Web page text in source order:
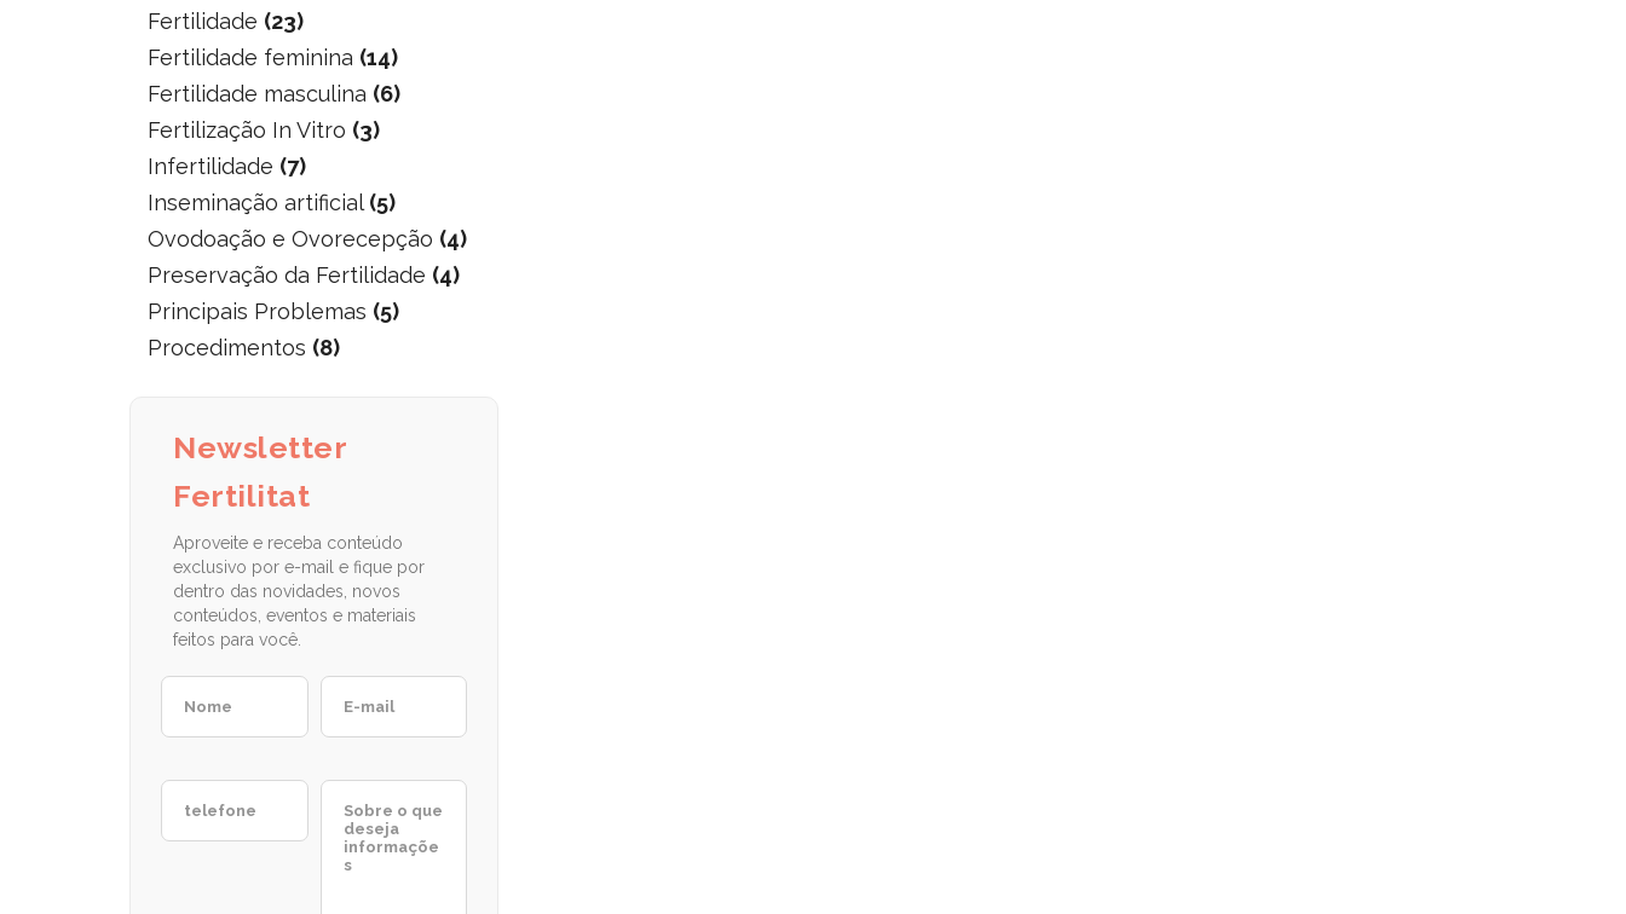
Fertilidade (23)
Fertilidade feminina (14)
Fertilidade masculina (6)
Fertilização In Vitro (3)
Infertilidade (7)
Inseminação artificial (5)
Ovodoação e Ovorecepção (4)
Preservação da Fertilidade (4)
Principais Problemas (5)
Procedimentos (8)
Newsletter
Fertilitat
Aproveite e receba conteúdo
exclusivo por e-mail e fique por
dentro das novidades, novos
conteúdos, eventos e materiais
feitos para você.